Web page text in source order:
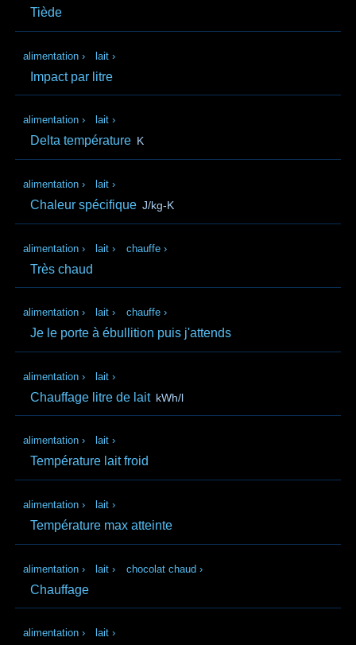
Tiède
alimentation › lait ›
Impact par litre
alimentation › lait ›
Delta température K
alimentation › lait ›
Chaleur spécifique J/kg-K
alimentation › lait › chauffe ›
Très chaud
alimentation › lait › chauffe ›
Je le porte à ébullition puis j'attends
alimentation › lait ›
Chauffage litre de lait kWh/l
alimentation › lait ›
Température lait froid
alimentation › lait ›
Température max atteinte
alimentation › lait › chocolat chaud ›
Chauffage
alimentation › lait ›